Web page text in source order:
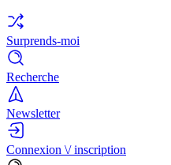
Surprends-moi
Recherche
Newsletter
Connexion \/ inscription